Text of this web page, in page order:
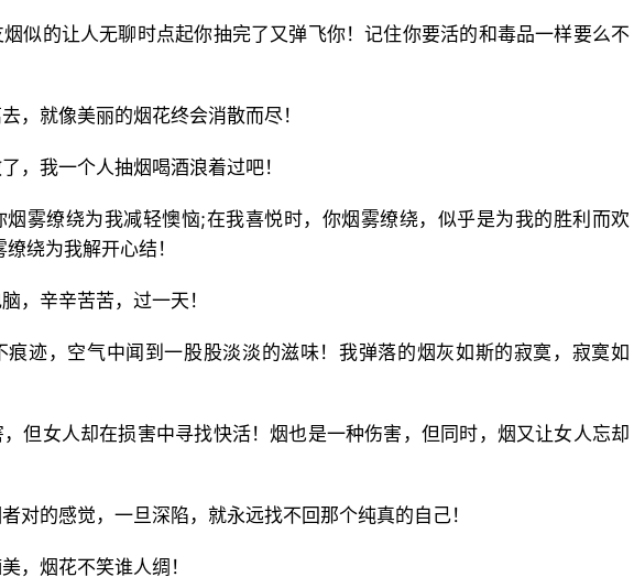
似的让人无聊时点起你抽完了又弹飞你！记住你要活的和毒品一样要么不
，就像美丽的烟花终会消散而尽！
，我一个人抽烟喝酒浪着过吧！
烟雾缭绕为我减轻懊恼;在我喜悦时，你烟雾缭绕，似乎是为我的胜利而欢
绕为我解开心结！
，辛辛苦苦，过一天！
痕迹，空气中闻到一股股淡淡的滋味！我弹落的烟灰如斯的寂寞，寂寞如
但女人却在损害中寻找快活！烟也是一种伤害，但同时，烟又让女人忘却
对的感觉，一旦深陷，就永远找不回那个纯真的自己！
，烟花不笑谁人绸！